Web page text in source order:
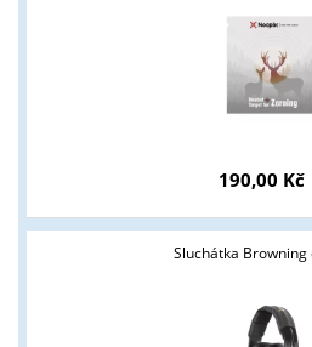
190,00 Kč
Sluchátka